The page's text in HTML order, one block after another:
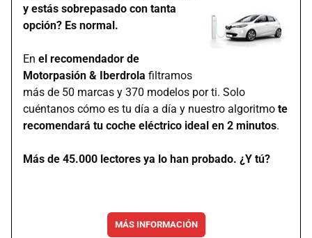
y estás sobrepasado con tanta
opción? Es normal.
En el recomendador de
Motorpasión & Iberdrola filtramos
más de 50 marcas y 370 modelos por ti. Solo
cuéntanos cómo es tu día a día y nuestro algoritmo te
recomendará tu coche eléctrico ideal en 2 minutos.
Más de 45.000 lectores ya lo han probado. ¿Y tú?
MÁS INFORMACIÓN